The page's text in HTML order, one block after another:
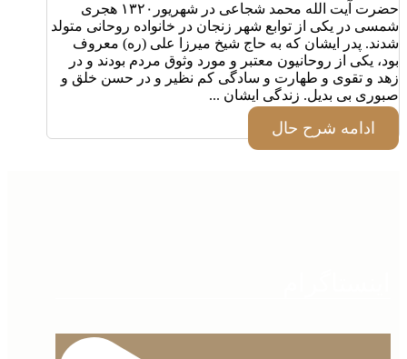
حضرت آیت الله محمد شجاعی در شهریور۱۳۲۰ هجری
شمسی در یکی از توابع شهر زنجان در خانواده روحانی متولد
شدند. پدر ایشان که به حاج شیخ میرزا علی (ره) معروف
بود، یکی از روحانیون معتبر و مورد وثوق مردم بودند و در
زهد و تقوی و طهارت و سادگی کم نظیر و در حسن خلق و
صبوری بی بدیل. زندگی ایشان ...
ادامه شرح حال